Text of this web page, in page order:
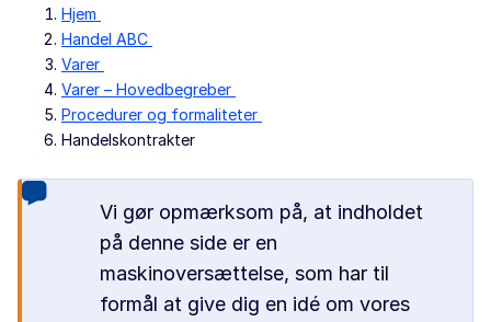
Hjem
Handel ABC
Varer
Varer – Hovedbegreber
Procedurer og formaliteter
Handelskontrakter
Vi gør opmærksom på, at indholdet
på denne side er en
maskinoversættelse, som har til
formål at give dig en idé om vores